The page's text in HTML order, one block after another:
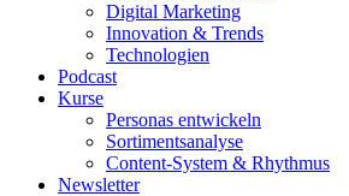
Digital Marketing
Innovation & Trends
Technologien
Podcast
Kurse
Personas entwickeln
Sortimentsanalyse
Content-System & Rhythmus
Newsletter